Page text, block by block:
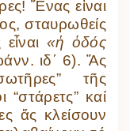
Ἕνας εἶναι
σταυρωθείς
«ἡ ὁδός
ιδ΄ 6). Ἄς
τῆς
“στάρετς” καί
ἄς κλείσουν